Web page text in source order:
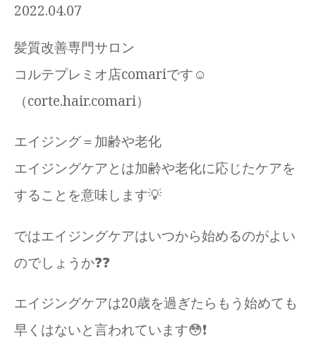
2022.04.07
髪質改善専門サロン
コルテプレミオ店comariです☺
（corte.hair.comari）
エイジング＝加齢や老化
エイジングケアとは加齢や老化に応じたケアを
することを意味します💡
ではエイジングケアはいつから始めるのがよい
のでしょうか❓❓
エイジングケアは20歳を過ぎたらもう始めても
早くはないと言われています😳❗️